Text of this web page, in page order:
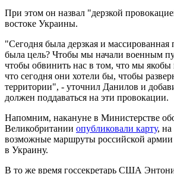
При этом он назвал "дерзкой
востоке Украины.
"Сегодня была дерзкая и массированная
была цель? Чтобы мы начали военным
чтобы обвинить нас в том, что мы якобы
что сегодня они хотели бы, чтобы
территории", - уточнил Данилов и
должен поддаваться на эти провокации.
Напомним, накануне в Министерстве
Великобритании опубликовали карту, на
возможные маршруты российской армии
в Украину.
В то же время госсекретарь США